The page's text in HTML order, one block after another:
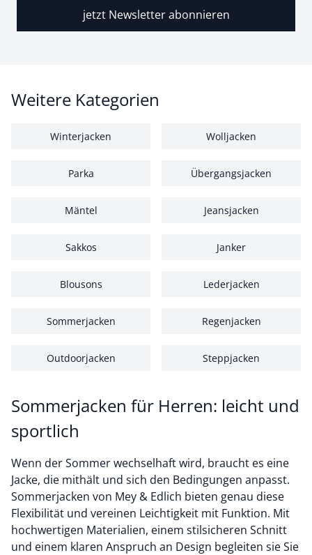
jetzt Newsletter abonnieren
Weitere Kategorien
Winterjacken Wolljacken
Parka Übergangsjacken
Mäntel Jeansjacken
Sakkos Janker
Blousons Lederjacken
Sommerjacken Regenjacken
Outdoorjacken Steppjacken
Sommerjacken für Herren: leicht und
sportlich
Wenn der Sommer wechselhaft wird, braucht es eine
Jacke, die mithält und sich den Bedingungen anpasst.
Sommerjacken von Mey & Edlich bieten genau diese
Flexibilität und vereinen Leichtigkeit mit Funktion. Mit
hochwertigen Materialien, einem stilsicheren Schnitt
und einem klaren Anspruch an Design begleiten sie Sie